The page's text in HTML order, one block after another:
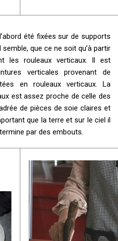
été fixées sur de supports
que ce ne soit qu’à partir
les rouleaux verticaux. Il est
verticales provenant de
en rouleaux verticaux. La
est assez proche de celle des
de pièces de soie claires et
que la terre et sur le ciel il
par des embouts.